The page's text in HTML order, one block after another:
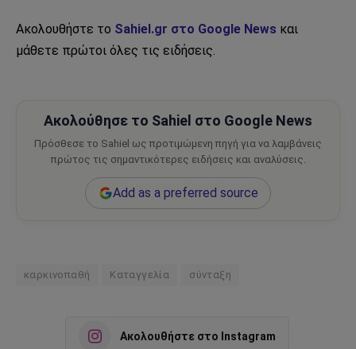
Ακολουθήστε το Sahiel.gr στο Google News και
μάθετε πρώτοι όλες τις ειδήσεις.
Ακολούθησε το Sahiel στο Google News
Πρόσθεσε το Sahiel ως προτιμώμενη πηγή για να λαμβάνεις
πρώτος τις σημαντικότερες ειδήσεις και αναλύσεις.
Add as a preferred source
καρκινοπαθή Καταγγελία σύνταξη
Ακολουθήστε στο Instagram